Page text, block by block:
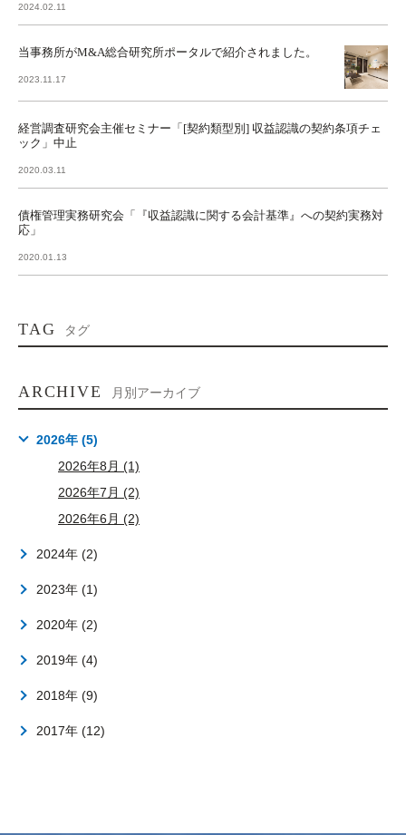
2024.02.11
当事務所がM&A総合研究所ポータルで紹介されました。
2023.11.17
経営調査研究会主催セミナー「[契約類型別] 収益認識の契約条項チェ
ック」中止
2020.03.11
債権管理実務研究会「『収益認識に関する会計基準』への契約実務対
応」
2020.01.13
TAG タグ
ARCHIVE 月別アーカイブ
2026年 (5)
2026年8月 (1)
2026年7月 (2)
2026年6月 (2)
2024年 (2)
2023年 (1)
2020年 (2)
2019年 (4)
2018年 (9)
2017年 (12)